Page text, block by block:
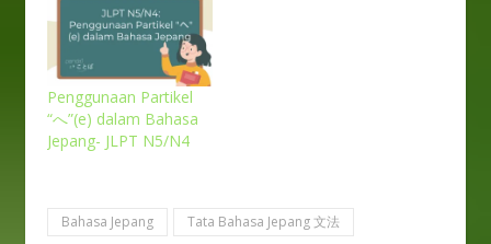
Penggunaan Partikel
“へ”(e) dalam Bahasa
Jepang- JLPT N5/N4
Bahasa Jepang Tata Bahasa Jepang 文法